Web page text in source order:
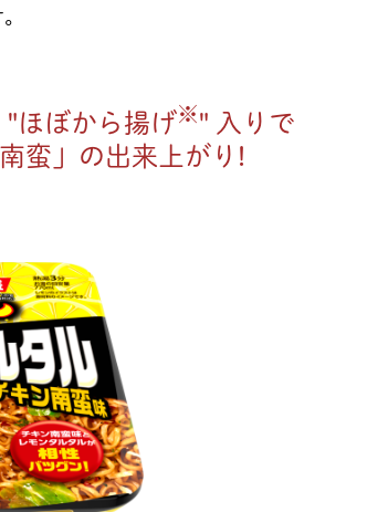
"ほぼから揚げ※ " 入りで
蛮」の出来上がり!